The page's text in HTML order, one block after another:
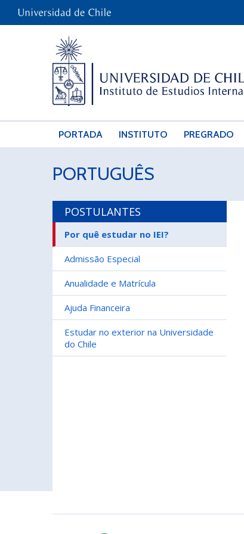
PORTADA INSTITUTO PREGRADO
PORTUGUÊS
POSTULANTES
Por quê estudar no IEI?
Admissão Especial
Anualidade e Matrícula
Ajuda Financeira
Estudar no exterior na Universidade
do Chile